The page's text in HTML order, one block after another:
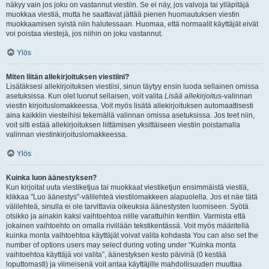
näkyy vain jos joku on vastannut viestiin. Se ei näy, jos valvoja tai ylläpitäjä
muokkaa viestiä, mutta he saattavat jättää pienen huomautuksen viestin
muokkaamisen syistä niin halutessaan. Huomaa, että normaalit käyttäjät eivät
voi poistaa viestejä, jos niihin on joku vastannut.
Ylös
Miten liitän allekirjoituksen viestiini?
Lisätäksesi allekirjoituksen viestiisi, sinun täytyy ensin luoda sellainen omissa
asetuksissa. Kun olet luonut sellaisen, voit valita Lisää allekirjoitus-valinnan
viestin kirjoituslomakkeessa. Voit myös lisätä allekirjoituksen automaattisesti
aina kaikkiin viesteihisi tekemällä valinnan omissa asetuksissa. Jos teet niin,
voit silti estää allekirjoituksen liittämisen yksittäiseen viestiin poistamalla
valinnan viestinkirjoituslomakkeessa.
Ylös
Kuinka luon äänestyksen?
Kun kirjoitat uuta viestiketjua tai muokkaat viestiketjun ensimmäistä viestiä,
klikkaa "Luo äänestys"-välilehteä viestilomakkeen alapuolella. Jos et näe tätä
välilehteä, sinulla ei ole tarvittavia oikeuksia äänestysten luomiseen. Syötä
otsikko ja ainakin kaksi vaihtoehtoa niille varattuihin kenttiin. Varmista että
jokainen vaihtoehto on omalla rivillään tekstikentässä. Voit myös määritellä
kuinka monta vaihtoehtoa käyttäjät voivat valita kohdasta You can also set the
number of options users may select during voting under “Kuinka monta
vaihtoehtoa käyttäjä voi valita”, äänestyksen kesto päivinä (0 kestää
loputtomasti) ja viimeisenä voit antaa käyttäjille mahdollisuuden muuttaa